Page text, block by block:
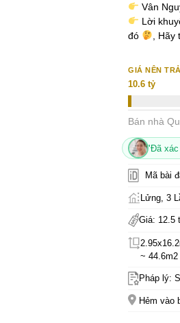
Vân
Lời
đó
,
GIÁ NÊN TRẢ
10.6 tỷ
Bán nhà
"Đã xác
Mã bài
Lửng, 3
Giá: 12.5
~ 44.6m2
Pháp lý:
Hẻm vào